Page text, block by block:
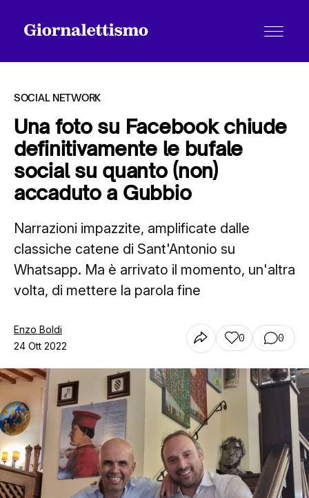
Tutti gli articoli
Contatti
SOCIAL NETWORK
Una foto su Facebook chiude
definitivamente le bufale
social su quanto (non)
accaduto a Gubbio
Narrazioni impazzite, amplificate dalle
classiche catene di Sant'Antonio su
Whatsapp. Ma è arrivato il momento, un'altra
volta, di mettere la parola fine
Enzo Boldi
24 Ott 2022
0 0